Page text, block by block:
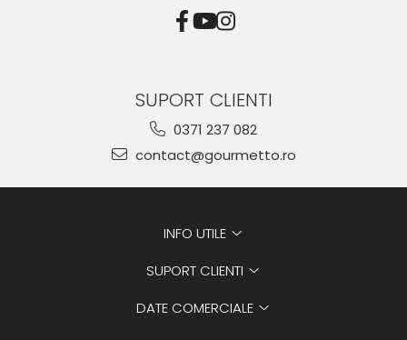
SUPORT CLIENTI
0371 237 082
contact@gourmetto.ro
INFO UTILE
SUPORT CLIENTI
DATE COMERCIALE